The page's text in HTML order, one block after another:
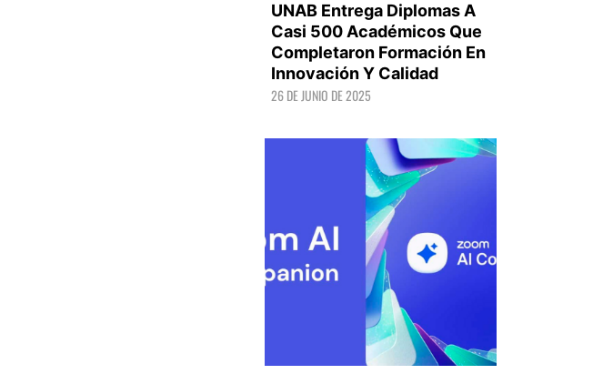
LEER +
UNAB Entrega Diplomas A
Casi 500 Académicos Que
Completaron Formación En
Innovación Y Calidad
26 DE JUNIO DE 2025